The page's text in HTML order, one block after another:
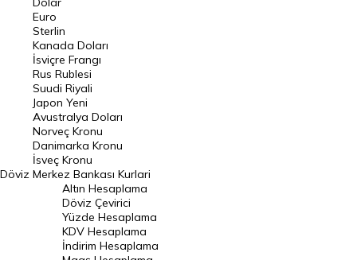
Pound Kuru
Frank Kuru
Riyal Kuru
Avustralya Doları
Danimarka Kronu Kuru
Kanada Doları Kuru
Norveç Kronu Kuru
İsveç Kronu Kuru
Japon Yeni Kuru
Serbest Piyasa Döviz Kurları
Döviz
Euro
Sterlin
Kanada Doları
İsviçre Frangı
Rus Rublesi
Suudi Riyali
Japon Yeni
Avustralya Doları
Norveç Kronu
Danimarka Kronu
İsveç Kronu
Merkez Bankası Kurlari
Altın Hesaplama
Döviz Çevirici
Yüzde Hesaplama
KDV Hesaplama
İndirim Hesaplama